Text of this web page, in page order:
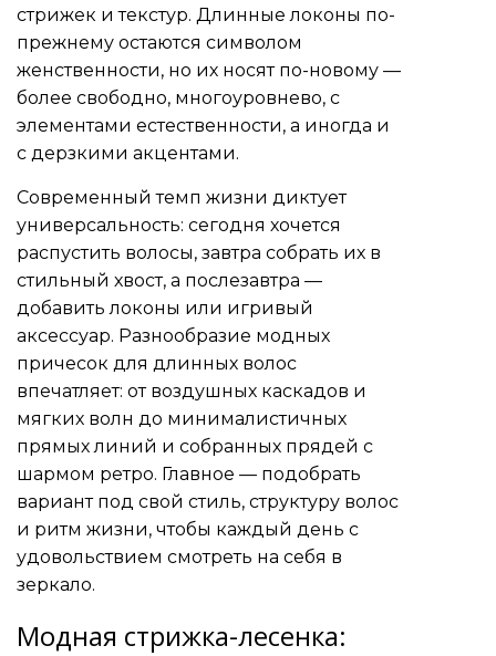
стрижек и текстур. Длинные локоны по-
прежнему остаются символом
женственности, но их носят по-новому —
более свободно, многоуровнево, с
элементами естественности, а иногда и
с дерзкими акцентами.
Современный темп жизни диктует
универсальность: сегодня хочется
распустить волосы, завтра собрать их в
стильный хвост, а послезавтра —
добавить локоны или игривый
аксессуар. Разнообразие модных
причесок для длинных волос
впечатляет: от воздушных каскадов и
мягких волн до минималистичных
прямых линий и собранных прядей с
шармом ретро. Главное — подобрать
вариант под свой стиль, структуру волос
и ритм жизни, чтобы каждый день с
удовольствием смотреть на себя в
зеркало.
Модная стрижка-лесенка: